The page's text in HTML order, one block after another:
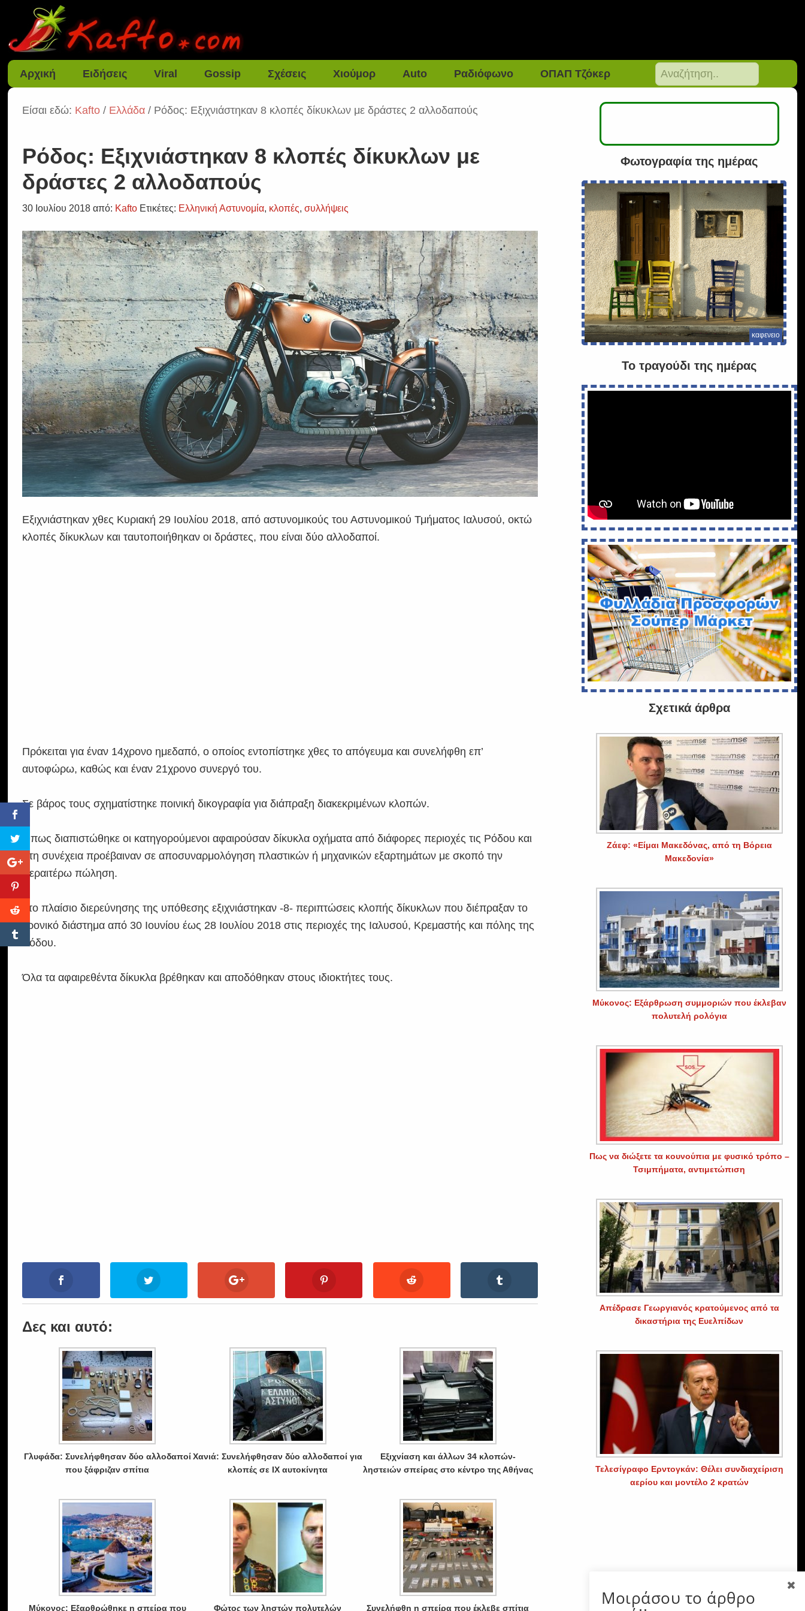
Αρχική Ειδήσεις Viral Gossip Σχέσεις Χιούμορ Auto Ραδιόφωνο ΟΠΑΠ Τζόκερ
Είσαι εδώ: Kafto / Ελλάδα / Ρόδος: Εξιχνιάστηκαν 8 κλοπές δίκυκλων με δράστες 2 αλλοδαπούς
Ρόδος: Εξιχνιάστηκαν 8 κλοπές δίκυκλων με
δράστες 2 αλλοδαπούς
30 Ιουλίου 2018 από: Kafto Ετικέτες: Ελληνική Αστυνομία, κλοπές,συλλήψεις
Εξιχνιάστηκαν χθες Κυριακή 29 Ιουλίου 2018, από αστυνομικούς του Αστυνομικού Τμήματος Ιαλυσού, οκτώ
κλοπές δίκυκλων και ταυτοποιήθηκαν οι δράστες, που είναι δύο αλλοδαποί.
Πρόκειται για έναν 14χρονο ημεδαπό, ο οποίος εντοπίστηκε χθες το απόγευμα και συνελήφθη επ’
αυτοφώρω, καθώς και έναν 21χρονο συνεργό του.
Σε βάρος τους σχηματίστηκε ποινική δικογραφία για διάπραξη διακεκριμένων κλοπών.
Όπως διαπιστώθηκε οι κατηγορούμενοι αφαιρούσαν δίκυκλα οχήματα από διάφορες περιοχές τις Ρόδου και
στη συνέχεια προέβαιναν σε αποσυναρμολόγηση πλαστικών ή μηχανικών εξαρτημάτων με σκοπό την
περαιτέρω πώληση.
Στο πλαίσιο διερεύνησης της υπόθεσης εξιχνιάστηκαν -8- περιπτώσεις κλοπής δίκυκλων που διέπραξαν το
χρονικό διάστημα από 30 Ιουνίου έως 28 Ιουλίου 2018 στις περιοχές της Ιαλυσού, Κρεμαστής και πόλης της
Ρόδου.
Όλα τα αφαιρεθέντα δίκυκλα βρέθηκαν και αποδόθηκαν στους ιδιοκτήτες τους.
Δες και αυτό:
Γλυφάδα: Συνελήφθησαν δύο αλλοδαποί
που ξάφριζαν σπίτια
Χανιά: Συνελήφθησαν δύο αλλοδαποί για
κλοπές σε ΙΧ αυτοκίνητα
Εξιχνίαση και άλλων 34 κλοπών-
ληστειών σπείρας στο κέντρο της Αθήνας
Μύκονος: Εξαρθρώθηκε η σπείρα που Φώτος των ληστών πολυτελών Συνελήφθη η σπείρα που έκλεβε σπίτια
Φωτογραφία της ημέρας
καφενειο
Το τραγούδι της ημέρας
Σχετικά άρθρα
Ζάεφ: «Είμαι Μακεδόνας, από τη Βόρεια
Μακεδονία»
Μύκονος: Εξάρθρωση συμμοριών που έκλεβαν
πολυτελή ρολόγια
Πως να διώξετε τα κουνούπια με φυσικό τρόπο –
Τσιμπήματα, αντιμετώπιση
Απέδρασε Γεωργιανός κρατούμενος από τα
δικαστήρια της Ευελπίδων
Τελεσίγραφο Ερντογκάν: Θέλει συνδιαχείριση
αερίου και μοντέλο 2 κρατών
Μοιράσου το άρθρο